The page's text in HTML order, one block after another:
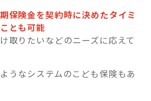
保険金を契約時に決めたタイミ
とも可能
取りたいなどのニーズに応えて
うなシステムのこども保険もあ